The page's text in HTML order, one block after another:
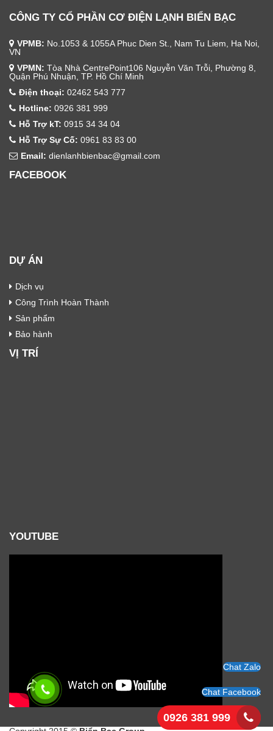
CÔNG TY CỔ PHẦN CƠ ĐIỆN LẠNH BIỂN BẠC
VPMB: No.1053 & 1055A Phuc Dien St., Nam Tu Liem, Ha Noi,
VN
VPMN: Tòa Nhà CentrePoint106 Nguyễn Văn Trỗi, Phường 8,
Quận Phú Nhuận, TP. Hồ Chí Minh
Điện thoại: 02462 543 777
Hotline: 0926 381 999
Hỗ Trợ kT: 0915 34 34 04
Hỗ Trợ Sự Cố: 0961 83 83 00
Email: dienlanhbienbac@gmail.com
FACEBOOK
DỰ ÁN
Dịch vụ
Công Trình Hoàn Thành
Sản phẩm
Bảo hành
VỊ TRÍ
YOUTUBE
Chat Zalo
Chat Facebook
0926 381 999